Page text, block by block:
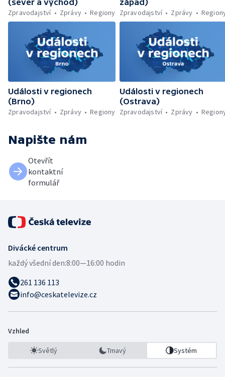
(sever a východ)
Zpravodajství
Zprávy Regiony
západ)
Zpravodajství
Zprávy
Události v regionech
(Brno)
Zpravodajství
Zprávy Regiony
Události v regionech
(Ostrava)
Zpravodajství
Zprávy
Napište nám
Otevřít
kontaktní
formulář
Divácké centrum
každý všední den:8:00—16:00 hodin
261 136 113
info@ceskatelevize.cz
Vzhled
Světlý Tmavý Systém